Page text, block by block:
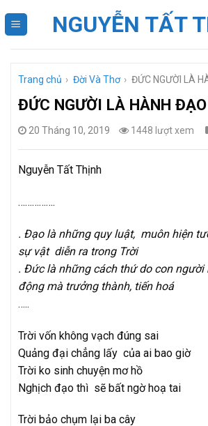
NGUYỄN TẤT
Trang chủ › Đời Và Thơ › ĐỨC NGƯỜI LÀ
ĐỨC NGƯỜI LÀ HÀNH
20 Tháng 10, 2019 1448 lượt xem
Nguyễn Tất Thịnh
…………….
. Đạo là những quy luật, muôn hiện
sự vật diễn ra trong Trời
. Đức là những cách thứ do con người
động mà trưởng thành, tiến hoá
…..
Trời vốn không vạch đúng sai
Quảng đại chẳng lấy của ai bao giờ
Trời ko sinh chuyện mơ hồ
Nghịch đạo thì sẽ bất ngờ hoạ tai
Trời bảo chụm lại ba cây